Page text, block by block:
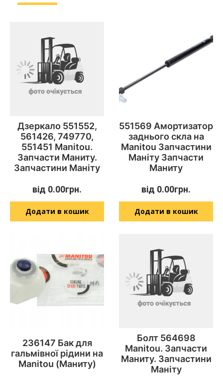
Дзеркало 551552,
561426, 749770,
551451 Manitou.
Запчасти Маниту.
Запчастини Маніту
від 0.00грн.
Додати в кошик
551569 Амортизатор
заднього скла на
Manitou Запчастини
Маніту Запчасти
Маниту
від 0.00грн.
Додати в кошик
236147 Бак для
гальмівної рідини на
Manitou (Маниту)
Болт 564698
Manitou. Запчасти
Маниту. Запчастини
Маніту